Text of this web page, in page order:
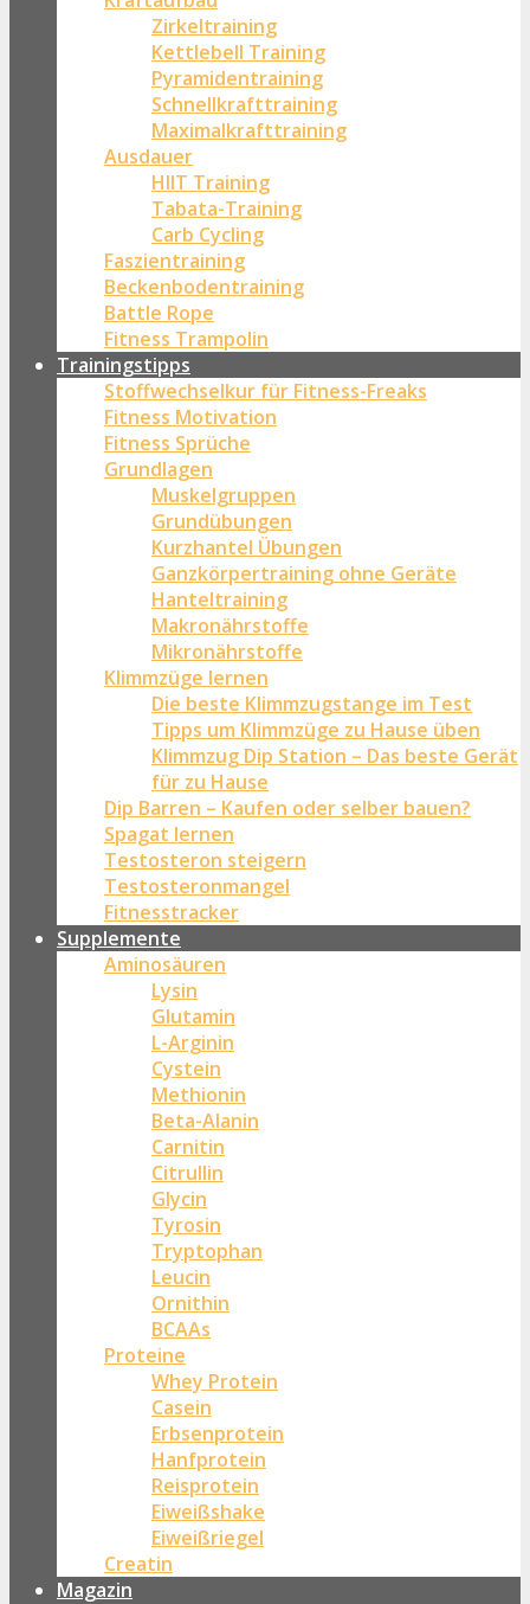
Zirkeltraining
Kettlebell Training
Pyramidentraining
Schnellkrafttraining
Maximalkrafttraining
Ausdauer
HIIT Training
Tabata-Training
Carb Cycling
Faszientraining
Beckenbodentraining
Battle Rope
Fitness Trampolin
Trainingstipps
Stoffwechselkur für Fitness-Freaks
Fitness Motivation
Fitness Sprüche
Grundlagen
Muskelgruppen
Grundübungen
Kurzhantel Übungen
Ganzkörpertraining ohne Geräte
Hanteltraining
Makronährstoffe
Mikronährstoffe
Klimmzüge lernen
Die beste Klimmzugstange im Test
Tipps um Klimmzüge zu Hause üben
Klimmzug Dip Station – Das beste Gerät
für zu Hause
Dip Barren – Kaufen oder selber bauen?
Spagat lernen
Testosteron steigern
Testosteronmangel
Fitnesstracker
Supplemente
Aminosäuren
Lysin
Glutamin
L-Arginin
Cystein
Methionin
Beta-Alanin
Carnitin
Citrullin
Glycin
Tyrosin
Tryptophan
Leucin
Ornithin
BCAAs
Proteine
Whey Protein
Casein
Erbsenprotein
Hanfprotein
Reisprotein
Eiweißshake
Eiweißriegel
Creatin
Magazin